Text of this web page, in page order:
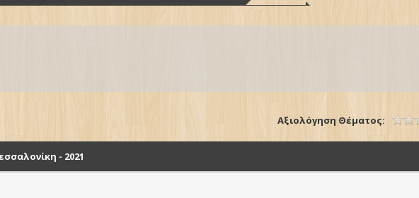
(Ο.Α.Σ.Θ.)
Αξιολόγηση Θέματος:
- 2021